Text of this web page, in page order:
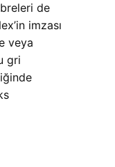
de
imzası
veya
gri